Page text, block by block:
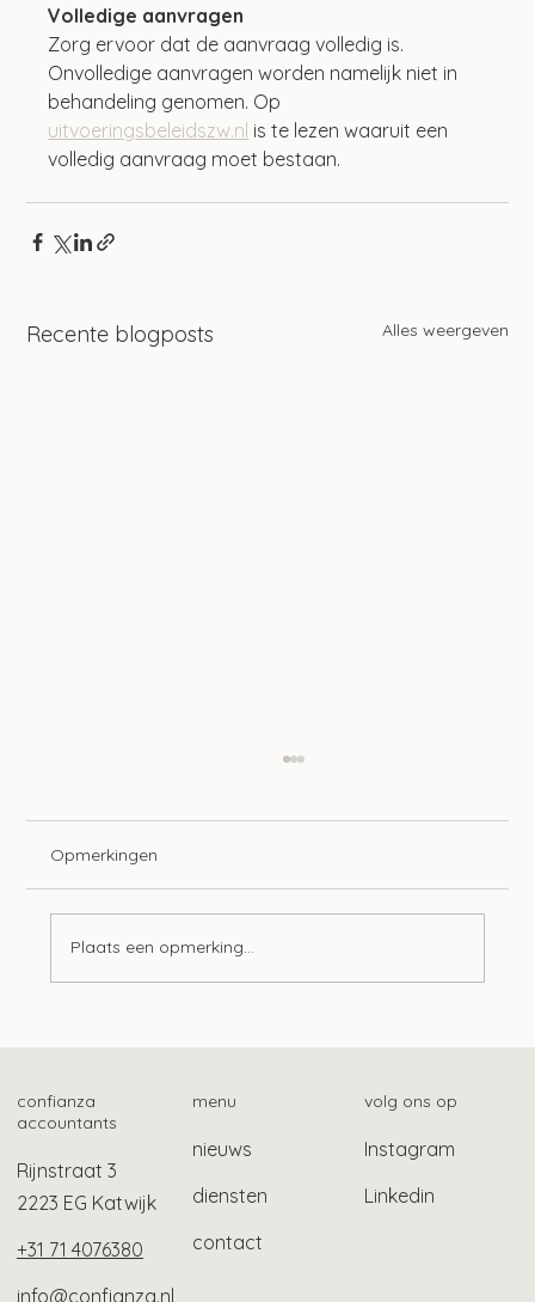
Volledige aanvragen
Zorg ervoor dat de aanvraag volledig is.
Onvolledige aanvragen worden namelijk niet in
behandeling genomen. Op
uitvoeringsbeleidszw.nl is te lezen waaruit een
volledig aanvraag moet bestaan.
Recente blogposts Alles weergeven
Opmerkingen
Plaats een opmerking...
confianza
accountants
Rijnstraat 3
2223 EG Katwijk
+31 71 4076380
info@confianza.nl
menu
nieuws
diensten
contact
volg ons op
Instagram
Linkedin